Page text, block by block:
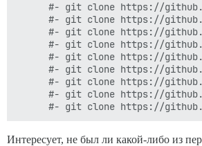
#- git clone https://
#- git clone https://
#- git clone https://
#- git clone https://
#- git clone https://
#- git clone https://
#- git clone https://
#- git clone https://
Интересует, не был ли какой-либо из